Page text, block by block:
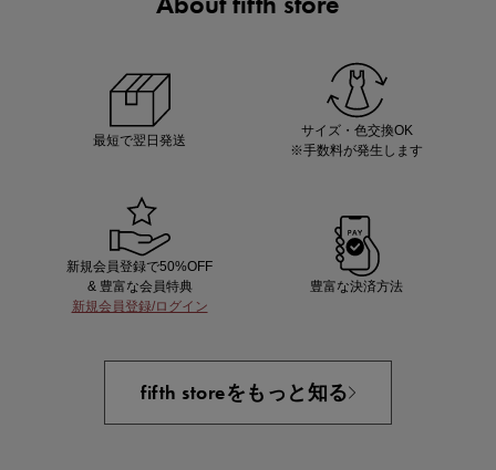
即戦力アイテム続々対象
最短で翌日発送
サイズ・色交換OK
※手数料が発生します
新規会員登録で50%OFF
& 豊富な会員特典
新規会員登録/ログイン
豊富な決済方法
fifth storeをもっと知る